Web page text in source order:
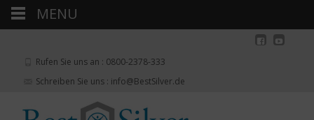
Rufen Sie uns an : 0800-2378-333
Schreiben Sie uns : info@BestSilver.de
MENU